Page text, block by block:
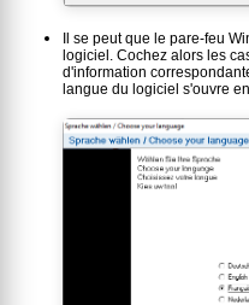
Il se peut que le pare-feu
logiciel. Cochez alors les
d'information
langue du logiciel s'ouvre